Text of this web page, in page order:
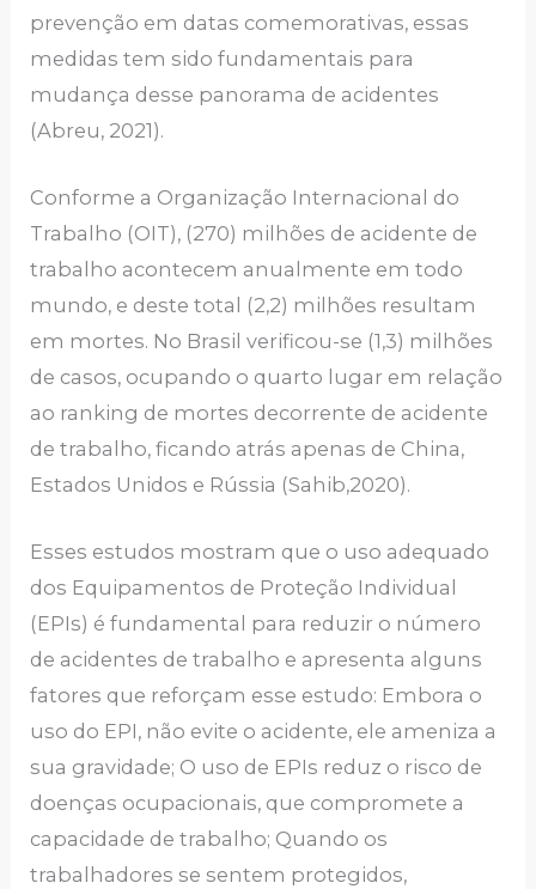
prevenção em datas comemorativas, essas
medidas tem sido fundamentais para
mudança desse panorama de acidentes
(Abreu, 2021).
Conforme a Organização Internacional do
Trabalho (OIT), (270) milhões de acidente de
trabalho acontecem anualmente em todo
mundo, e deste total (2,2) milhões resultam
em mortes. No Brasil verificou-se (1,3) milhões
de casos, ocupando o quarto lugar em relação
ao ranking de mortes decorrente de acidente
de trabalho, ficando atrás apenas de China,
Estados Unidos e Rússia (Sahib,2020).
Esses estudos mostram que o uso adequado
dos Equipamentos de Proteção Individual
(EPIs) é fundamental para reduzir o número
de acidentes de trabalho e apresenta alguns
fatores que reforçam esse estudo: Embora o
uso do EPI, não evite o acidente, ele ameniza a
sua gravidade; O uso de EPIs reduz o risco de
doenças ocupacionais, que compromete a
capacidade de trabalho; Quando os
trabalhadores se sentem protegidos,